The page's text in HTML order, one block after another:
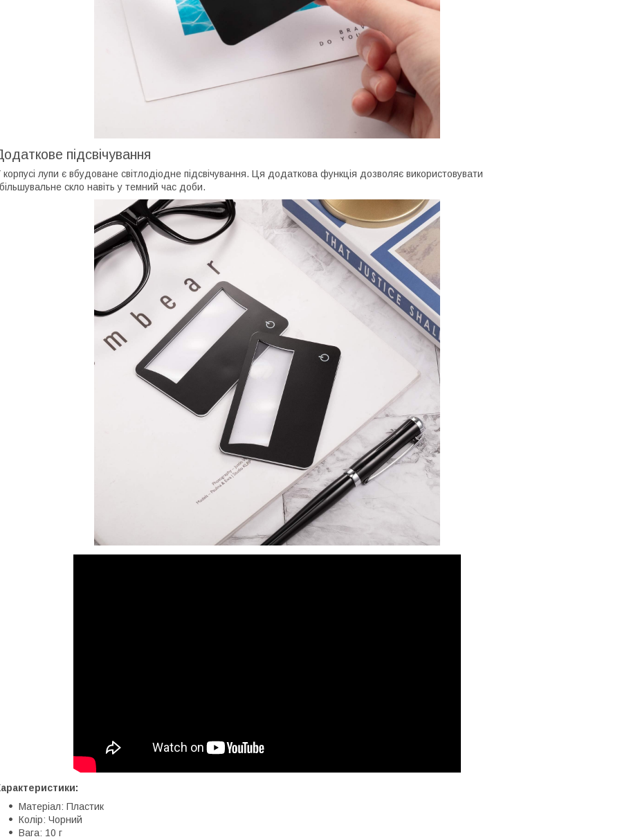
підсвічування
корпусі лупи є вбудоване світлодіодне підсвічування. Ця додаткова функція дозволяє використовувати
скло навіть у темний час доби.
Матеріал: Пластик
Колір: Чорний
Вага: 10 г